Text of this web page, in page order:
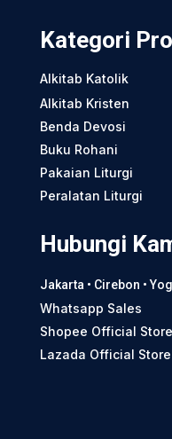
Kategori
Alkitab Katolik
Alkitab Kristen
Benda Devosi
Buku Rohani
Pakaian Liturgi
Peralatan Liturgi
Hubungi
Jakarta • Cirebon •
Whatsapp Sales
Shopee Official Store
Lazada Official Store